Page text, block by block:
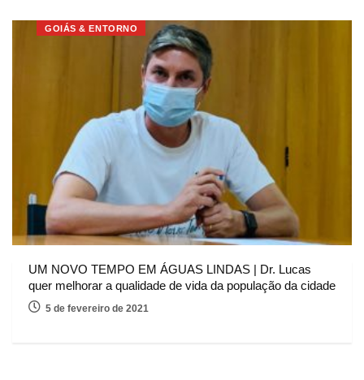
GOIÁS & ENTORNO
UM NOVO TEMPO EM ÁGUAS LINDAS | Dr. Lucas
quer melhorar a qualidade de vida da população da cidade
5 de fevereiro de 2021